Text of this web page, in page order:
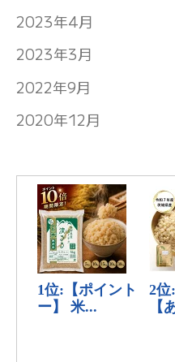
2023年4月
2023年3月
2022年9月
2020年12月